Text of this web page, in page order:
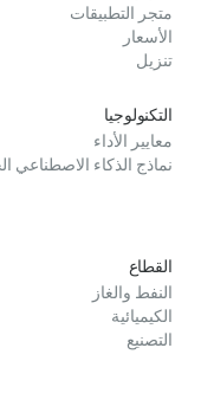
متجر التطبيقات
الأسعار
تنزيل
التكنولوجيا
معايير الأداء
نماذج الذكاء الاصطناعي
القطاع
النفط والغاز
الكيميائية
التصنيع